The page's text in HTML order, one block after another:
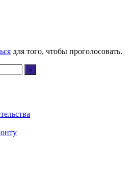
для того, чтобы проголосовать.